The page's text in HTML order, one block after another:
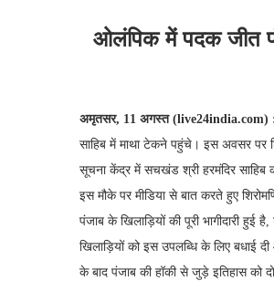
ओलंपिक में पदक जीत
अमृतसर, 11 अगस्त (live24india.com)
साहिब में माथा टेकने पहुंचे। इस अवसर पर
सूचना केंद्र में सचखंड श्री हरमंदिर साहिब
इस मौके पर मीडिया से बात करते हुए
पंजाब के खिलाड़ियों की पूरी भागीदारी
खिलाड़ियों को इस उपलब्धि के लिए बधाई
के बाद पंजाब की हॉकी से जुड़े इतिहास को